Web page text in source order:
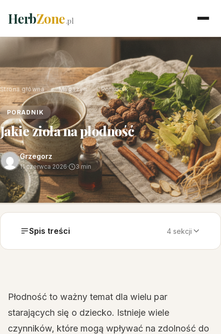
HerbZone.pl
Strona główna › Magazyn › Poradnik
PORADNIK
Jakie zioła na płodność
Grzegorz
11 czerwca 2026· 3 min
Spis treści 4 sekcji
Płodność to ważny temat dla wielu par
starających się o dziecko. Istnieje wiele
czynników, które mogą wpływać na zdolność do